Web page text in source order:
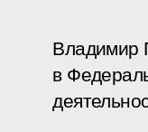
Владимир
в